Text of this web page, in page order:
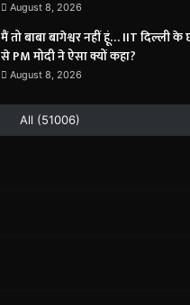
August 8, 2026
मैं तो बाबा बागेश्वर नहीं हूं… IIT दिल्ली के
से PM मोदी ने ऐसा क्यों कहा?
August 8, 2026
All (51006)